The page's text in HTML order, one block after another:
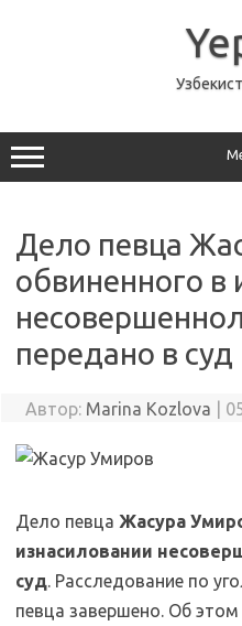
Дело певца
обвиненного в
передано в суд
Автор: Marina Kozlova
Дело певца Жасура
изнасиловании
суд. Расследование по
певца завершено. Об